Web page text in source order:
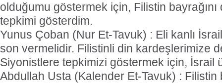
olduğumu göstermek için, Filistin
tepkimi gösterdim.
Yunus Çoban (Nur Et-Tavuk) : Eli kanlı
son vermelidir. Filistinli din kardeşlerimize
Siyonistlere tepkimizi göstermek için, İsrail
Abdullah Usta (Kalender Et-Tavuk) : Filistin